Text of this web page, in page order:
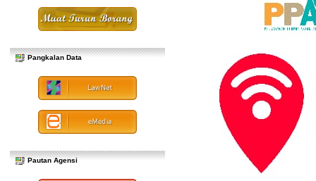
Pangkalan Data
Pautan Agensi